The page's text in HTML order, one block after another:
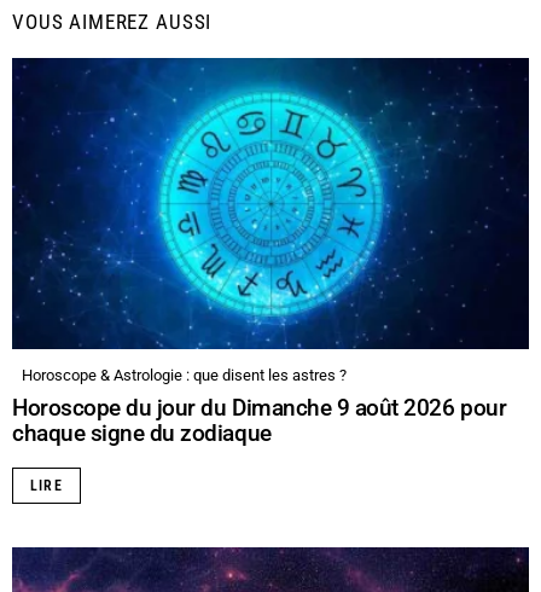
VOUS AIMEREZ AUSSI
Horoscope & Astrologie : que disent les astres ?
Horoscope du jour du Dimanche 9 août 2026 pour
chaque signe du zodiaque
LIRE